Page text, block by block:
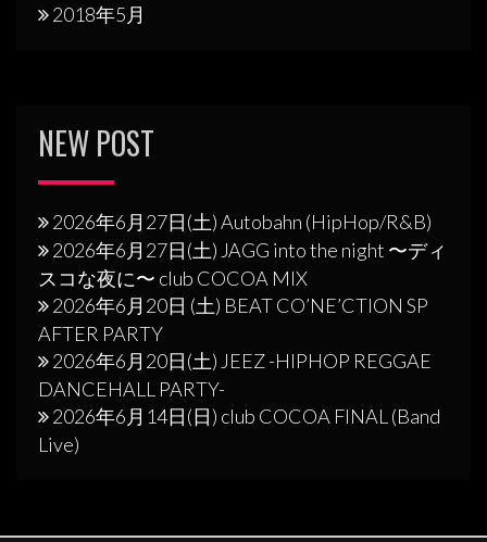
2018年5月
NEW POST
2026年6月27日(土) Autobahn (HipHop/R&B)
2026年6月27日(土) JAGG into the night 〜ディ
スコな夜に〜 club COCOA MIX
2026年6月20日 (土) BEAT CO’NE’CTION SP
AFTER PARTY
2026年6月20日(土) JEEZ -HIPHOP REGGAE
DANCEHALL PARTY-
2026年6月14日(日) club COCOA FINAL (Band
Live)